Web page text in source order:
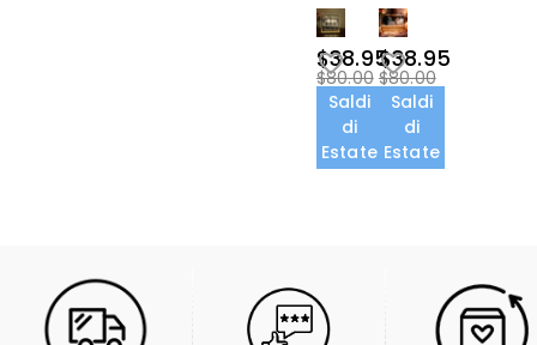
$38.95
$80.00
Saldi
di
Estate
$38.95
$80.00
Saldi
di
Estate